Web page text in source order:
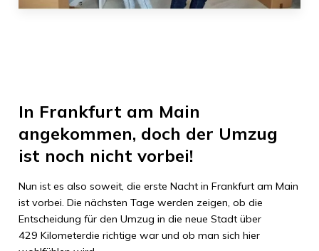
In Frankfurt am Main
angekommen, doch der Umzug
ist noch nicht vorbei!
Nun ist es also soweit, die erste Nacht in Frankfurt am Main
ist vorbei. Die nächsten Tage werden zeigen, ob die
Entscheidung für den Umzug in die neue Stadt über
429 Kilometerdie richtige war und ob man sich hier